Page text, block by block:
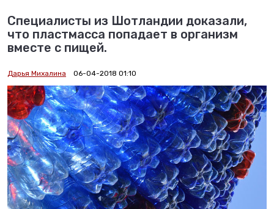
Специалисты из Шотландии доказали,
что пластмасса попадает в организм
вместе с пищей.
Дарья Михалина 06-04-2018 01:10